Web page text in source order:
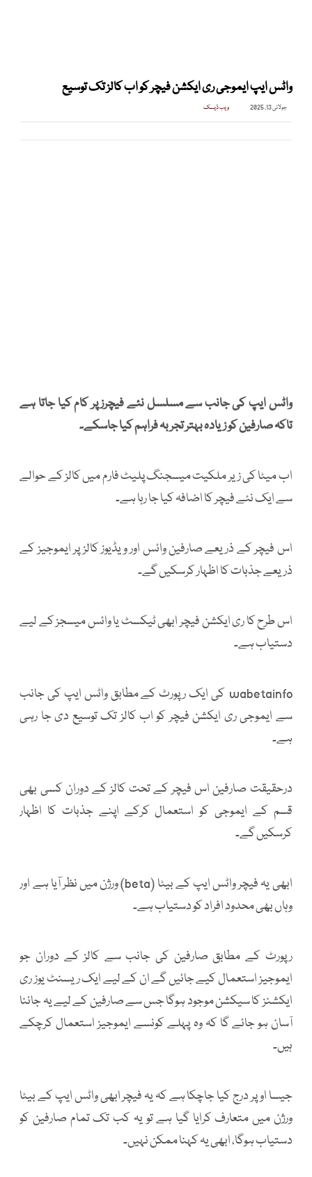
واٹس ایپ ایموجی ری ایکشن فیچر کو اب کالز تک توسیع
جولائی 13, 2025 ویب ڈیسک
واٹس ایپ کی جانب سے مسلسل نئے فیچرز پر کام کیا جاتا ہے
تاکہ صارفین کو زیادہ بہتر تجربہ فراہم کیا جاسکے۔
اب میٹا کی زیر ملکیت میسجنگ پلیٹ فارم میں کالز کے حوالے
سے ایک نئے فیچر کا اضافہ کیا جا رہا ہے۔
اس فیچر کے ذریعے صارفین وائس اور ویڈیوز کالز پر ایموجیز کے
ذریعے جذبات کا اظہار کرسکیں گے۔
اس طرح کا ری ایکشن فیچر ابھی ٹیکسٹ یا وائس میسجز کے لیے
دستیاب ہے۔
wabetainfo کی ایک رپورٹ کے مطابق واٹس ایپ کی جانب
سے ایموجی ری ایکشن فیچر کو اب کالز تک توسیع دی جا رہی
ہے۔
درحقیقت صارفین اس فیچر کے تحت کالز کے دوران کسی بھی
قسم کے ایموجی کو استعمال کرکے اپنے جذبات کا اظہار
کرسکیں گے۔
ابھی یہ فیچر واٹس ایپ کے بیٹا (beta) ورژن میں نظر آیا ہے اور
وہاں بھی محدود افراد کو دستیاب ہے۔
رپورٹ کے مطابق صارفین کی جانب سے کالز کے دوران جو
ایموجیز استعمال کیے جائیں گے ان کے لیے ایک ریسنٹ یوز ری
ایکشنز کا سیکشن موجود ہوگا جس سے صارفین کے لیے یہ جاننا
آسان ہو جائے گا کہ وہ پہلے کونسے ایموجیز استعمال کرچکے
ہیں۔
جیسا اوپر درج کیا جاچکا ہے کہ یہ فیچر ابھی واٹس ایپ کے بیٹا
ورژن میں متعارف کرایا گیا ہے تو یہ کب تک تمام صارفین کو
دستیاب ہوگا، ابھی یہ کہنا ممکن نہیں۔